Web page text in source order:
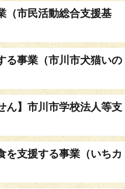
（市民活動総合支援基
る事業（市川市犬猫いの
ん】市川市学校法人等支
を支援する事業（いちカ